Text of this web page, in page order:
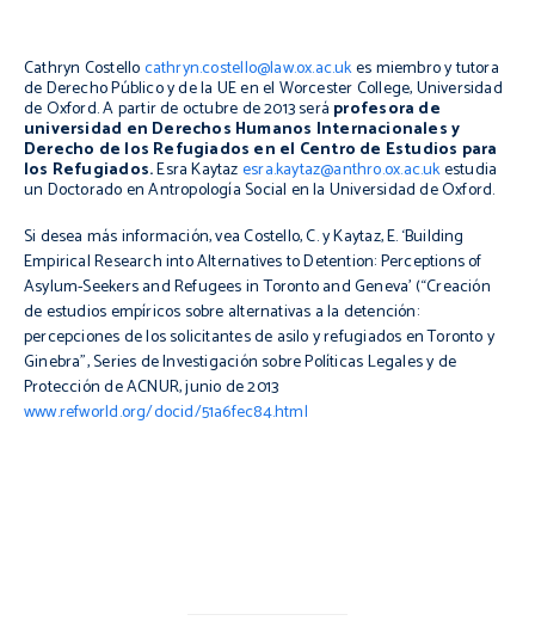
Cathryn Costellocathryn.costello@law.ox.ac.ukes miembro y tutora
de Derecho Público y de la UE en el Worcester College, Universidad
de Oxford. A partir de octubre de 2013 será profesora de
universidad en Derechos Humanos Internacionales y
Derecho de los Refugiados en el Centro de Estudios para
los Refugiados.Esra Kaytazesra.kaytaz@anthro.ox.ac.ukestudia
un Doctorado en Antropología Social en la Universidad de Oxford.
Si desea más información, vea Costello, C. y Kaytaz, E. ‘Building
Empirical Research into Alternatives to Detention: Perceptions of
Asylum-Seekers and Refugees in Toronto and Geneva’ (“Creación
de estudios empíricos sobre alternativas a la detención:
percepciones de los solicitantes de asilo y refugiados en Toronto y
Ginebra”, Series de Investigación sobre Políticas Legales y de
Protección de ACNUR, junio de 2013
www.refworld.org/docid/51a6fec84.html